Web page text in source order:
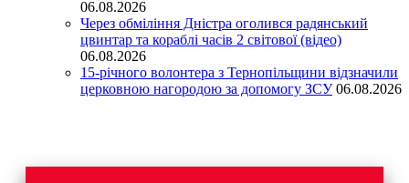
06.08.2026
Через обміління Дністра оголився радянський
цвинтар та кораблі часів 2 світової (відео)
06.08.2026
15-річного волонтера з Тернопільщини відзначили
церковною нагородою за допомогу ЗСУ 06.08.2026